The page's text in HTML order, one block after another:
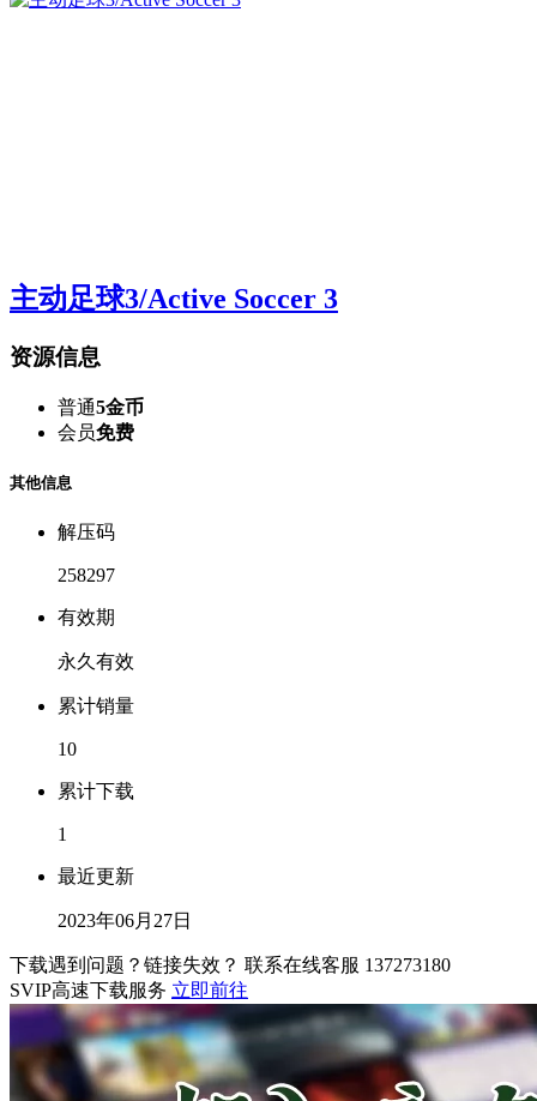
主动足球3/Active Soccer 3
资源信息
普通5金币
会员免费
其他信息
解压码
258297
有效期
永久有效
累计销量
10
累计下载
1
最近更新
2023年06月27日
下载遇到问题？链接失效？ 联系在线客服 137273180
SVIP高速下载服务 立即前往